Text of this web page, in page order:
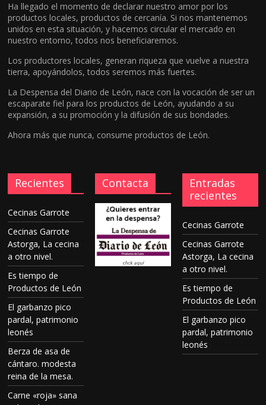
Ha llegado el momento de declarar nuestro amor por los
productos locales, productos de cercanía. Si nos mantenemos
unidos en esta situación, y hacemos circular el mercado en
nuestro entorno, todos nos beneficiaremos.
Los productores locales, generan riqueza que vuelve a nuestra
tierra, apoyándolos, todos seremos más fuertes.
La Despensa del Diario de León, nace con la vocación de ser un
escaparate fiel para los productos de León, ayudando a su
expansión, a su promoción y la difusión de sus bondades.
Ahora más que nunca, consume productos de León.
Recientes
Cecinas Garrote
Cecinas Garrote
Astorga, La cecina
a otro nivel.
Es tiempo de
Productos de León
El garbanzo pico
pardal, patrimonio
leonés
Berza de asa de
cántaro. modesta
reina de la mesa.
Carne «roja» sana
Contacta
Entradas
recientes
Cecinas Garrote
Cecinas Garrote
Astorga, La cecina
a otro nivel.
Es tiempo de
Productos de León
El garbanzo pico
pardal, patrimonio
leonés